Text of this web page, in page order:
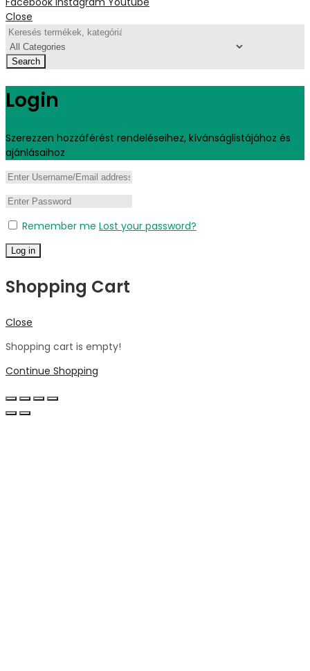
Close
Search
Login
Szerezzen hozzáférést rendeléseihez, kívánságlistájához és
ajánlásaihoz
Remember me Lost your password?
Log in
Shopping Cart
Close
Shopping cart is empty!
Continue Shopping